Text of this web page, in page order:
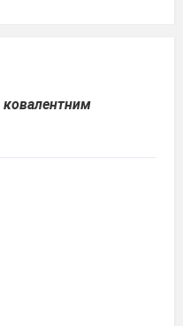
ковалентним